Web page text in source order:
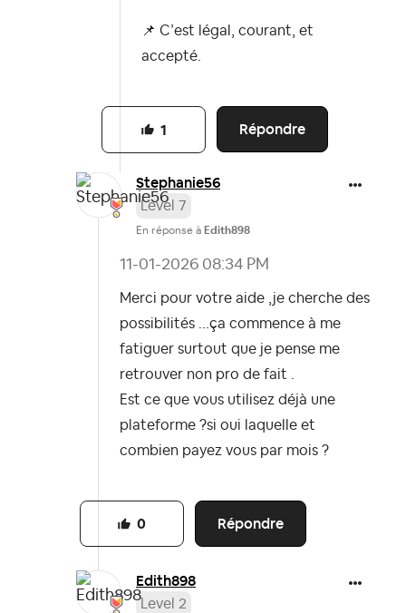
📌 C’est légal, courant, et
accepté.
Répondre
1
Stephanie56
Level 7
En réponse à Edith898
‎11-01-2026 08:34 PM
Merci pour votre aide ,je cherche des
possibilités ...ça commence à me
fatiguer surtout que je pense me
retrouver non pro de fait .
Est ce que vous utilisez déjà une
plateforme ?si oui laquelle et
combien payez vous par mois ?
Répondre
0
Edith898
Level 2